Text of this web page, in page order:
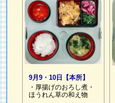
9月9・10日【本所】
・厚揚げのおろし煮・
ほうれん草の和え物